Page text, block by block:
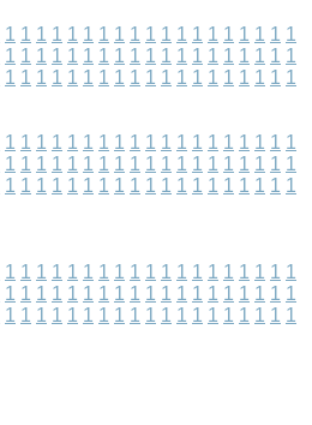
1 1 1 1 1 1 1 1 1 1 1 1 1 1 1 1 1 1 1
1 1 1 1 1 1 1 1 1 1 1 1 1 1 1 1 1 1 1
1 1 1 1 1 1 1 1 1 1 1 1 1 1 1 1 1 1 1
1 1 1 1 1 1 1 1 1 1 1 1 1 1 1 1 1 1 1
1 1 1 1 1 1 1 1 1 1 1 1 1 1 1 1 1 1 1
1 1 1 1 1 1 1 1 1 1 1 1 1 1 1 1 1 1 1
1 1 1 1 1 1 1 1 1 1 1 1 1 1 1 1 1 1 1
1 1 1 1 1 1 1 1 1 1 1 1 1 1 1 1 1 1 1
1 1 1 1 1 1 1 1 1 1 1 1 1 1 1 1 1 1 1